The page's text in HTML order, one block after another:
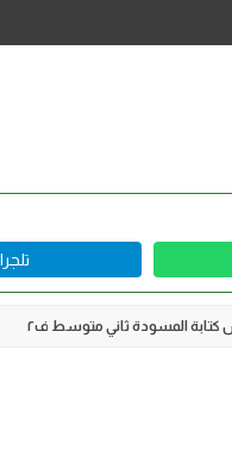
المسودة ثاني متوسط ف٢